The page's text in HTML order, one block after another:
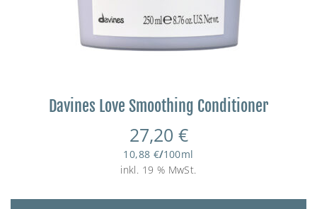
Davines Love Smoothing Conditioner
27,20 €
10,88 €/100ml
inkl. 19 % MwSt.